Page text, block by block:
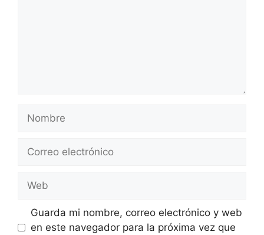
electrónico
Guarda mi nombre, correo electrónico y web
en este navegador para la próxima vez que